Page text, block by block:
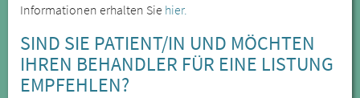
Informationen erhalten Sie hier.
SIND SIE PATIENT/IN UND MÖCHTEN
IHREN BEHANDLER FÜR EINE LISTUNG
EMPFEHLEN?